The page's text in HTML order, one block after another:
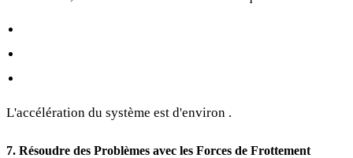
L'accélération du système est d'environ .
7. Résoudre des Problèmes avec les Forces de Frottement